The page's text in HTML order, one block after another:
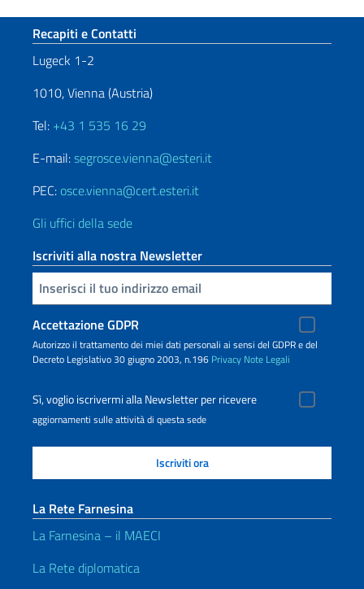
Sezione footer
Recapiti e Contatti
Lugeck 1-2
1010, Vienna (Austria)
Tel: +43 1 535 16 29
E-mail:segrosce.vienna@esteri.it
PEC: osce.vienna@cert.esteri.it
Gli uffici della sede
Iscriviti alla nostra Newsletter
Inserisci la tua email
Accettazione GDPR
Autorizzo il trattamento dei miei dati personali ai sensi del GDPR e del
Decreto Legislativo 30 giugno 2003, n.196 Privacy Note Legali
Sì, voglio iscrivermi alla Newsletter per ricevere
aggiornamenti sulle attività di questa sede
La Rete Farnesina
La Farnesina – il MAECI
La Rete diplomatica